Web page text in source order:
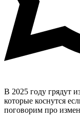
В 2025 году грядут
которые коснутся
поговорим про